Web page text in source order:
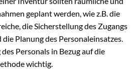
geplant werden, wie z.B. die
die Sicherstellung des Zugangs
Planung des Personaleinsatzes.
Personals in Bezug auf die
wichtig.